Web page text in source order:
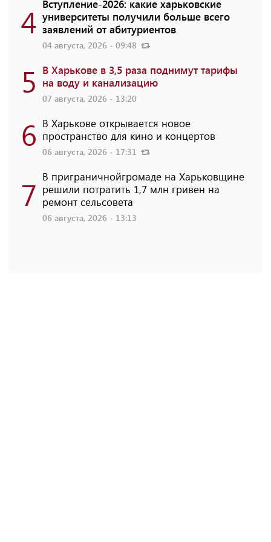
4 Вступление-2026: какие харьковские
университеты получили больше всего
заявлений от абитуриентов
04 августа, 2026 - 09:48
5 В Харькове в 3,5 раза поднимут тарифы
на воду и канализацию
07 августа, 2026 - 13:20
6 В Харькове открывается новое
пространство для кино и концертов
06 августа, 2026 - 17:31
7 В приграничнойгромаде на Харьковщине
решили потратить 1,7 млн ​​гривен на
ремонт сельсовета
06 августа, 2026 - 13:13